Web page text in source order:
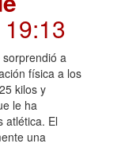
19:13
a
física a los
kilos y
le ha
atlética. El
una